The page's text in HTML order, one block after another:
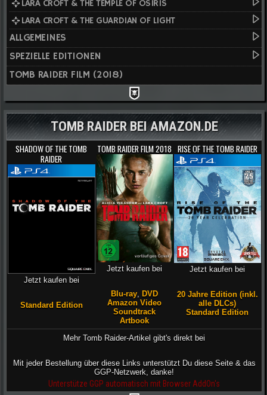
LARA CROFT & THE TEMPLE OF OSIRIS
LARA CROFT & THE GUARDIAN OF LIGHT
ALLGEMEINES
SPEZIELLE EDITIONEN
TOMB RAIDER FILM (2018)
TOMB RAIDER BEI AMAZON.DE
SHADOW OF THE TOMB
RAIDER
Jetzt kaufen bei
Standard Edition
TOMB RAIDER FILM 2018
Jetzt kaufen bei
Blu-ray, DVD
Amazon Video
Soundtrack
Artbook
RISE OF THE TOMB RAIDER
Jetzt kaufen bei
20 Jahre Edition (inkl.
alle DLCs)
Standard Edition
Mehr Tomb Raider-Artikel gibt's direkt bei
Mit jeder Bestellung über diese Links unterstützt Du diese Seite & das
GGP-Netzwerk, danke!
Unterstütze GGP automatisch mit Browser AddOn's